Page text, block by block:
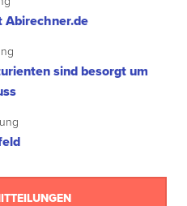
Abirechner.de
sind besorgt um